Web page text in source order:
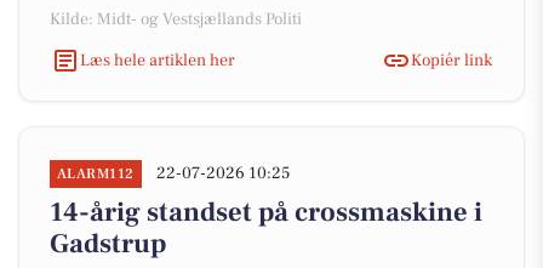
Kilde: Midt- og Vestsjællands Politi
Læs hele artiklen her
Kopiér link
ALARM112 22-07-2026 10:25
14-årig standset på crossmaskine i
Gadstrup